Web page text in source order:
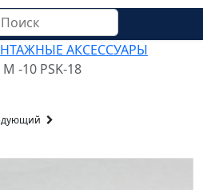
АКСЕССУАРЫ
-10 PSK-18